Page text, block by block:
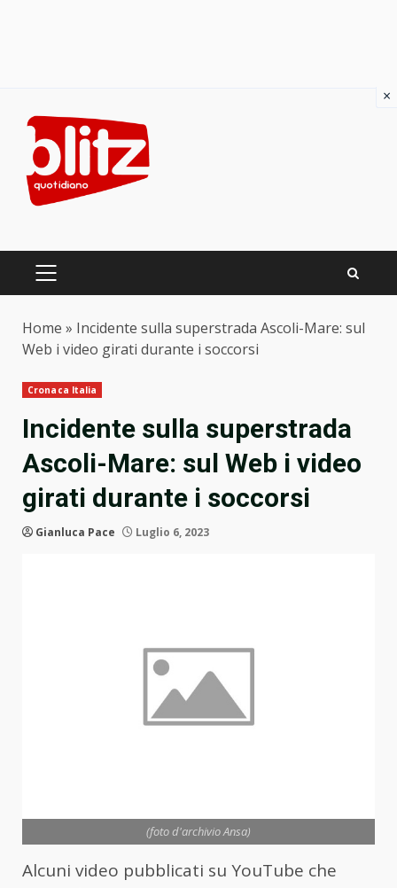
content
PRIMARY
Home » Incidente sulla superstrada Ascoli-Mare: sul
Web i video girati durante i soccorsi
Cronaca Italia
Incidente sulla superstrada
Ascoli-Mare: sul Web i video
girati durante i soccorsi
Gianluca Pace Luglio 6, 2023
(foto d'archivio Ansa)
Alcuni video pubblicati su YouTube che
×